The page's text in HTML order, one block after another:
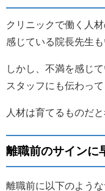
クリニックで働く人
感じている院長先生
しかし、不満を感じて
スタッフにも伝わって
人材は育てるものだ
離職前のサインに
離職前に以下のよう